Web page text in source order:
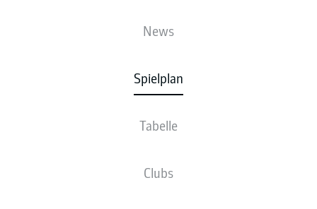
News
Spielplan
Tabelle
Clubs
0 2
AUFSTELLUNGEN